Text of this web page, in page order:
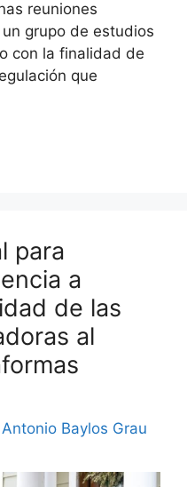
reuniones
grupo de estudios
con la finalidad de
que
para
a
de las
al
Antonio Baylos Grau